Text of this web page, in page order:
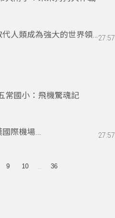
人類成為強大的世界領導27:57
常國小：飛機驚魂記
際機場...
27:57
9 10 36